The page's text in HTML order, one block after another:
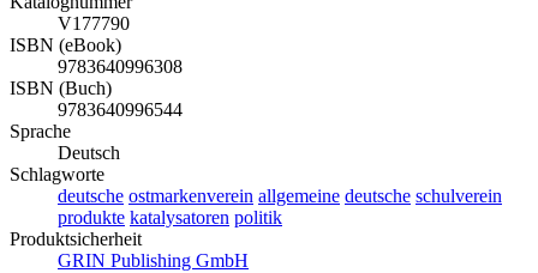
V177790
ISBN (eBook)
9783640996308
ISBN (Buch)
9783640996544
Sprache
Deutsch
Schlagworte
deutsche ostmarkenverein allgemeine deutsche schulverein
produkte katalysatoren politik
Produktsicherheit
GRIN Publishing GmbH